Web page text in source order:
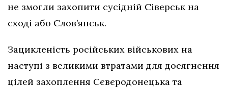
не змогли захопити сусідній Сіверськ на
сході або Слов’янськ.
Зацикленість російських військових на
наступі з великими втратами для досягнення
цілей захоплення Сєвєродонецька та